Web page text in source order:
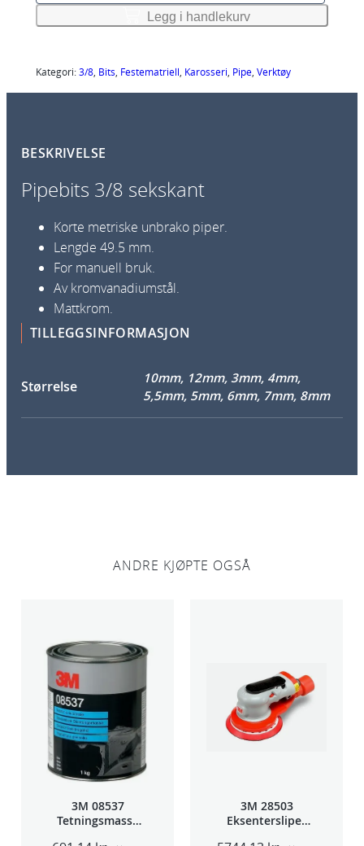
d
e
1
2
l
2
4
0
k
p
e
i
t
/
s
k
s
k
a
n
t
a
Legg i handlekurv
Kategori:3/8, Bits, Festematriell, Karosseri, Pipe, Verktøy
BESKRIVELSE
Pipebits 3/8 sekskant
Korte metriske unbrako piper.
Lengde 49.5 mm.
For manuell bruk.
Av kromvanadiumstål.
Mattkrom.
TILLEGGSINFORMASJON
Størrelse
10mm, 12mm, 3mm, 4mm,
5,5mm, 5mm, 6mm, 7mm, 8mm
ANDRE KJØPTE OGSÅ
3M 08537
Tetningsmasse
3M 28503
Eksentersliper